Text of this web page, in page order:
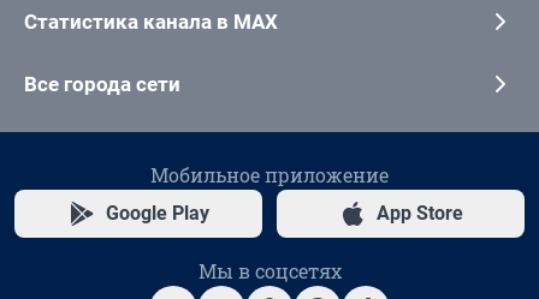
Статистика канала в MAX
Все города сети
Мобильное приложение
Google Play App Store
Мы в соцсетях